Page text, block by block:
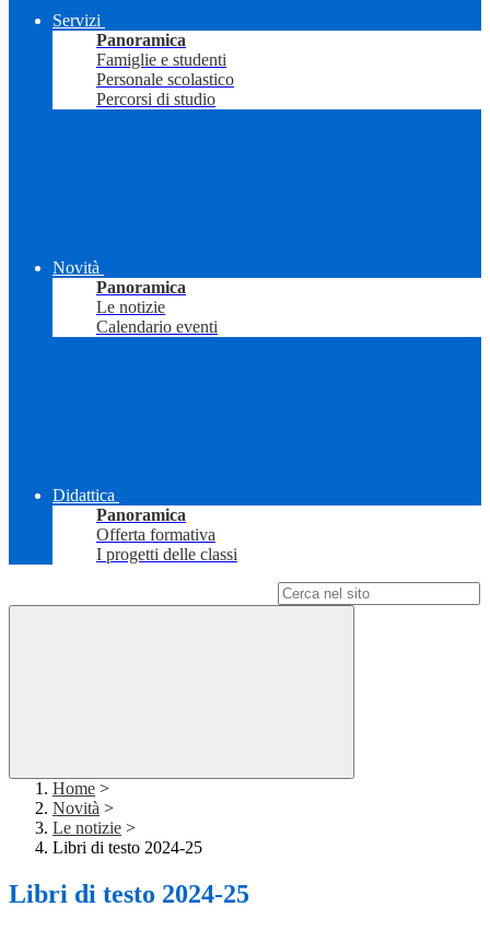
Servizi
Panoramica
Famiglie e studenti
Personale scolastico
Percorsi di studio
Novità
Panoramica
Le notizie
Calendario eventi
Didattica
Panoramica
Offerta formativa
I progetti delle classi
Home >
Novità >
Le notizie >
Libri di testo 2024-25
Libri di testo 2024-25